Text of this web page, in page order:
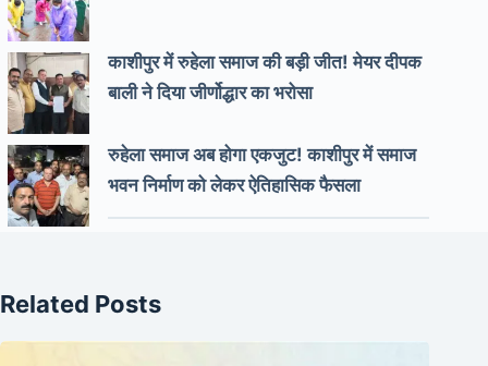
काशीपुर में रुहेला समाज की बड़ी जीत! मेयर दीपक
बाली ने दिया जीर्णोद्धार का भरोसा
रुहेला समाज अब होगा एकजुट! काशीपुर में समाज
भवन निर्माण को लेकर ऐतिहासिक फैसला
Related Posts